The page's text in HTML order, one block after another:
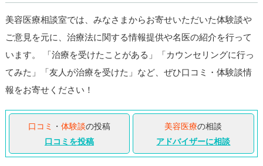
美容医療相談室では、みなさまからお寄せいただいた体験談や
ご意見を元に、治療法に関する情報提供や名医の紹介を行って
います。 「治療を受けたことがある」「カウンセリングに行っ
てみた」「友人が治療を受けた」など、ぜひ口コミ・体験談情
報をお寄せください！
口コミ ・ 体験談の投稿
口コミを投稿
美容医療の相談
アドバイザーに相談